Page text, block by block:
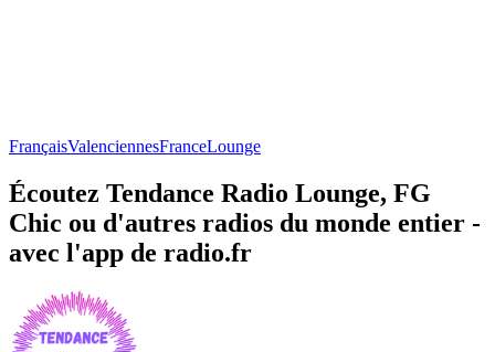
FrançaisValenciennesFranceLounge
Écoutez Tendance Radio Lounge, FG
Chic ou d'autres radios du monde entier -
avec l'app de radio.fr